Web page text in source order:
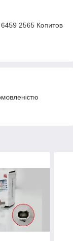
2565 Копитов